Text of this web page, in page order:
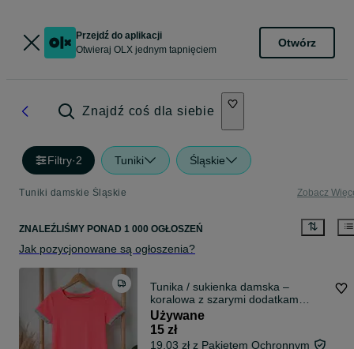
Przejdź do aplikacji
Otwieraj OLX jednym tapnięciem
Otwórz
Znajdź coś dla siebie
Filtry·2 Tuniki Śląskie
Tuniki damskie Śląskie Zobacz
ZNALEŹLIŚMY PONAD 1 000 OGŁOSZEŃ
Jak pozycjonowane są ogłoszenia?
Tunika / sukienka damska –
koralowa z szarymi dodatkam
rozm. 38
Używane
15 zł
19,03 zł z Pakietem Ochronnym